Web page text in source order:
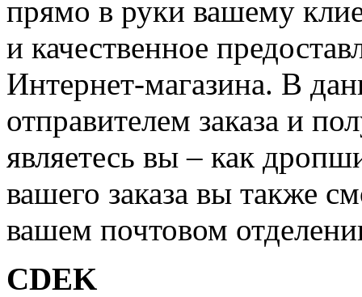
прямо в руки вашему
и качественное
Интернет-магазина. В
отправителем заказа и
являетесь вы – как
вашего заказа вы также
вашем почтовом
CDEK